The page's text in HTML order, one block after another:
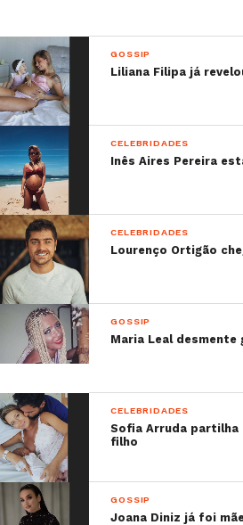
GOSSIP
Liliana Filipa já
CELEBRIDADES
Inês Aires Pereira
CELEBRIDADES
Lourenço Ortigão
GOSSIP
Maria Leal desmente
CELEBRIDADES
Sofia Arruda
filho
GOSSIP
Joana Diniz já foi